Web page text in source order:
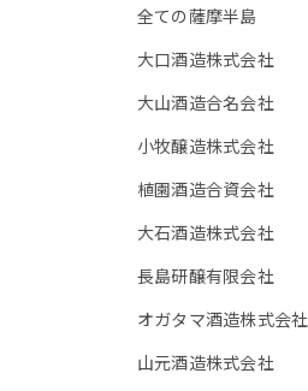
全ての薩摩半島
大口酒造株式会社
大山酒造合名会社
小牧醸造株式会社
植園酒造合資会社
大石酒造株式会社
長島研醸有限会社
オガタマ酒造株式会社
山元酒造株式会社